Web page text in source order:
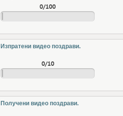
0/100
Изпратени видео поздрави.
0/10
Получени видео поздрави.